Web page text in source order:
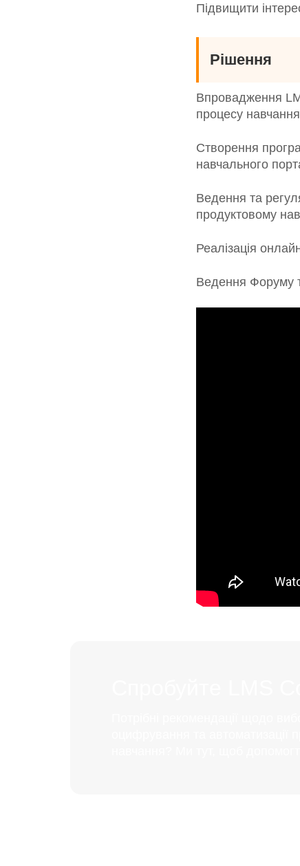
Підвищити
Рішення
Впровадження
процесу
Створення
навчального
Ведення та
продуктовому
Реалізація
Ведення Форуму